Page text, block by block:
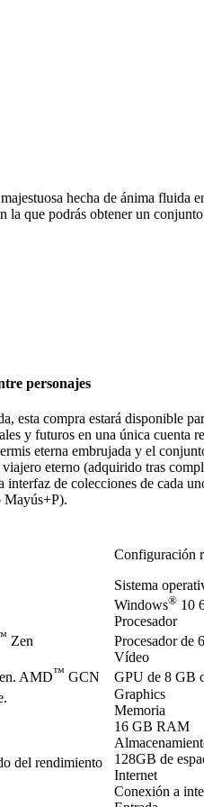
hecha de ánima fluida
la que podrás obtener un
personajes
esta compra estará disponible
y futuros en una única cuenta
eterna embrujada y el
viajero eterno (adquirido tras
interfaz de colecciones de cada
Mayús+P).
Zen
AMD™ GCN
del rendimiento
Configuración
Sistema
Windows® 10
Procesador
Procesador de
Vídeo
GPU de 8 GB
Graphics
Memoria
16 GB RAM
128GB de
Internet
Conexión a